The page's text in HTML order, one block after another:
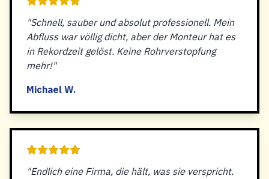
"Schnell, sauber und absolut professionell. Mein
Abfluss war völlig dicht, aber der Monteur hat es
in Rekordzeit gelöst. Keine Rohrverstopfung
mehr!"
Michael W.
"Endlich eine Firma, die hält, was sie verspricht.